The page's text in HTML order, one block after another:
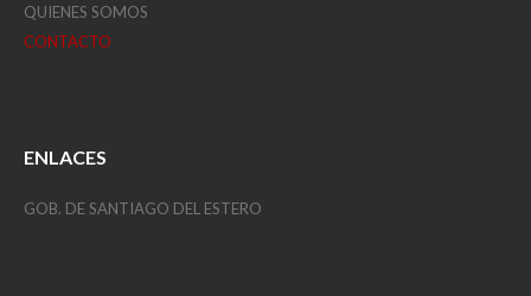
QUIENES SOMOS
CONTACTO
ENLACES
GOB. DE SANTIAGO DEL ESTERO